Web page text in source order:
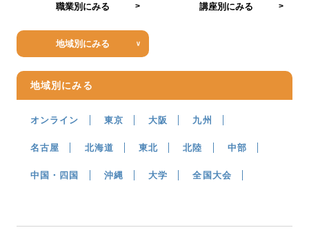
職業別にみる 講座別にみる
地域別にみる
地域別にみる
オンライン 東京 大阪 九州
名古屋 北海道 東北 北陸 中部
中国・四国 沖縄 大学 全国大会